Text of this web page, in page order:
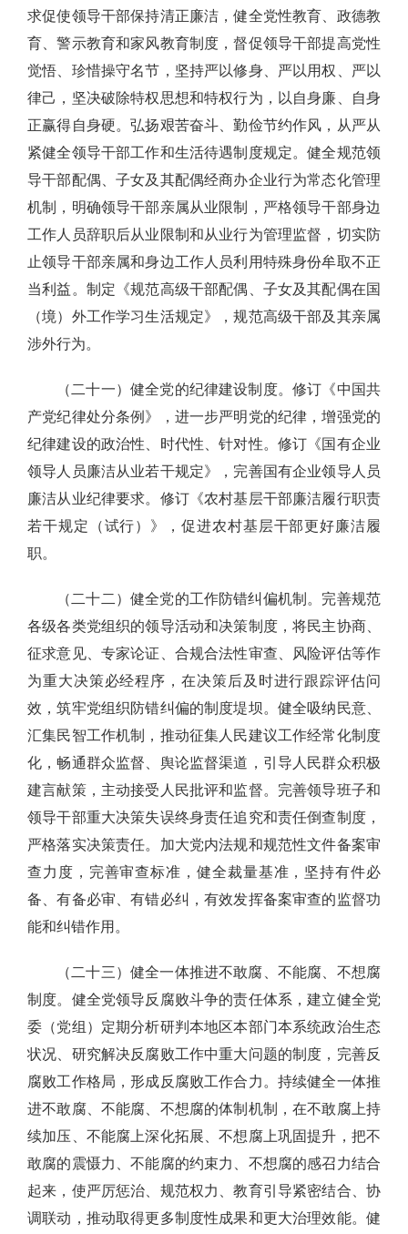
求促使领导干部保持清正廉洁，健全党性教育、政德教
育、警示教育和家风教育制度，督促领导干部提高党性
觉悟、珍惜操守名节，坚持严以修身、严以用权、严以
律己，坚决破除特权思想和特权行为，以自身廉、自身
正赢得自身硬。弘扬艰苦奋斗、勤俭节约作风，从严从
紧健全领导干部工作和生活待遇制度规定。健全规范领
导干部配偶、子女及其配偶经商办企业行为常态化管理
机制，明确领导干部亲属从业限制，严格领导干部身边
工作人员辞职后从业限制和从业行为管理监督，切实防
止领导干部亲属和身边工作人员利用特殊身份牟取不正
当利益。制定《规范高级干部配偶、子女及其配偶在国
（境）外工作学习生活规定》，规范高级干部及其亲属
涉外行为。
（二十一）健全党的纪律建设制度。修订《中国共
产党纪律处分条例》，进一步严明党的纪律，增强党的
纪律建设的政治性、时代性、针对性。修订《国有企业
领导人员廉洁从业若干规定》，完善国有企业领导人员
廉洁从业纪律要求。修订《农村基层干部廉洁履行职责
若干规定（试行）》，促进农村基层干部更好廉洁履
职。
（二十二）健全党的工作防错纠偏机制。完善规范
各级各类党组织的领导活动和决策制度，将民主协商、
征求意见、专家论证、合规合法性审查、风险评估等作
为重大决策必经程序，在决策后及时进行跟踪评估问
效，筑牢党组织防错纠偏的制度堤坝。健全吸纳民意、
汇集民智工作机制，推动征集人民建议工作经常化制度
化，畅通群众监督、舆论监督渠道，引导人民群众积极
建言献策，主动接受人民批评和监督。完善领导班子和
领导干部重大决策失误终身责任追究和责任倒查制度，
严格落实决策责任。加大党内法规和规范性文件备案审
查力度，完善审查标准，健全裁量基准，坚持有件必
备、有备必审、有错必纠，有效发挥备案审查的监督功
能和纠错作用。
（二十三）健全一体推进不敢腐、不能腐、不想腐
制度。健全党领导反腐败斗争的责任体系，建立健全党
委（党组）定期分析研判本地区本部门本系统政治生态
状况、研究解决反腐败工作中重大问题的制度，完善反
腐败工作格局，形成反腐败工作合力。持续健全一体推
进不敢腐、不能腐、不想腐的体制机制，在不敢腐上持
续加压、不能腐上深化拓展、不想腐上巩固提升，把不
敢腐的震慑力、不能腐的约束力、不想腐的感召力结合
起来，使严厉惩治、规范权力、教育引导紧密结合、协
调联动，推动取得更多制度性成果和更大治理效能。健